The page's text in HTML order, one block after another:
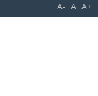
A- A A+